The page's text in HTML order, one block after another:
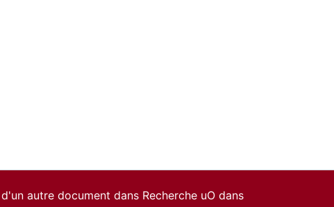
autre document dans Recherche uO dans